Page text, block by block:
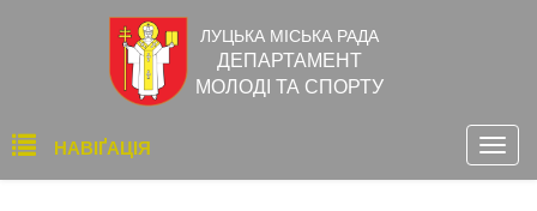
ЛУЦЬКА МІСЬКА РАДА
ДЕПАРТАМЕНТ
МОЛОДІ ТА СПОРТУ
Основна
навіґація
НАВІҐАЦІЯ